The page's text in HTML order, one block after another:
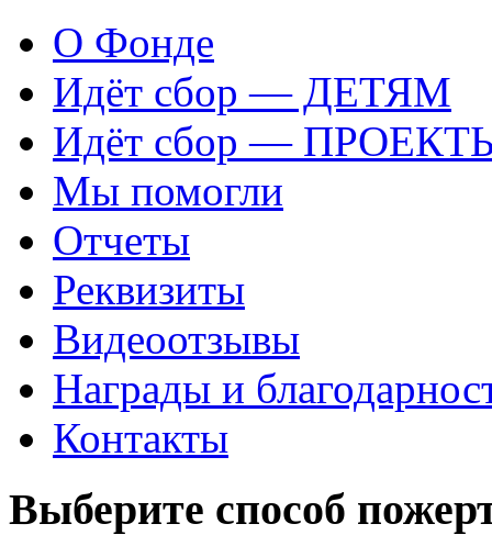
О Фонде
Идёт сбор — ДЕТЯМ
Идёт сбор —
Мы помогли
Отчеты
Реквизиты
Видеоотзывы
Награды и
Контакты
Выберите способ